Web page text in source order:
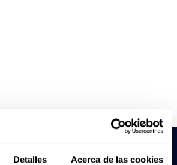
Detalles Acerca de las cookies